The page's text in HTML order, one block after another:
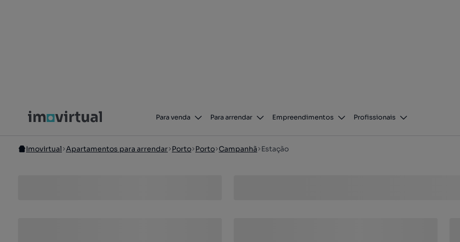
Para venda Para arrendar Empreendimentos Profissionais
Imovirtual Apartamentos para arrendar Porto Porto Campanhã Estação